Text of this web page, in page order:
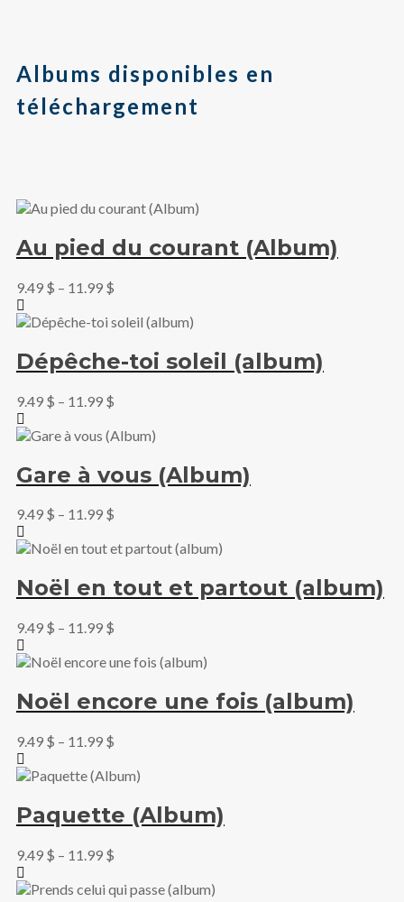
Albums disponibles en
téléchargement
Au pied du courant (Album)
9.49 $ – 11.99 $
Dépêche-toi soleil (album)
9.49 $ – 11.99 $
Gare à vous (Album)
9.49 $ – 11.99 $
Noël en tout et partout (album)
9.49 $ – 11.99 $
Noël encore une fois (album)
9.49 $ – 11.99 $
Paquette (Album)
9.49 $ – 11.99 $